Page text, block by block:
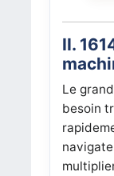
II.
Le
besoin